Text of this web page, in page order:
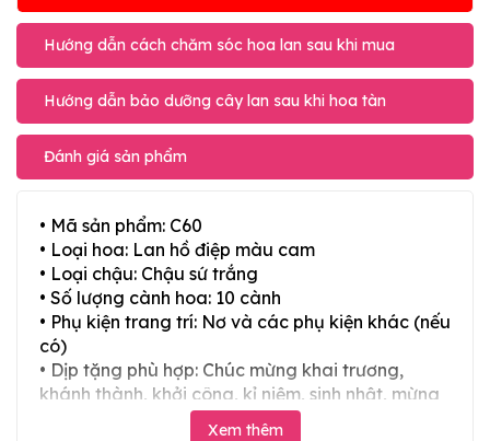
Hướng dẫn cách chăm sóc hoa lan sau khi mua
Hướng dẫn bảo dưỡng cây lan sau khi hoa tàn
Đánh giá sản phẩm
• Mã sản phẩm: C60
• Loại hoa: Lan hồ điệp màu cam
• Loại chậu: Chậu sứ trắng
• Số lượng cành hoa: 10 cành
• Phụ kiện trang trí: Nơ và các phụ kiện khác (nếu
có)
• Dịp tặng phù hợp: Chúc mừng khai trương,
khánh thành, khởi công, kỉ niệm, sinh nhật, mừng
thọ, mừng cưới, tân gia và các ngày lễ tết trong
Xem thêm